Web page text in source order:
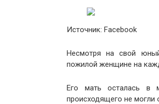
Источник: Facebook
Несмотря на свой юный
пожилой женщине на
Его мать осталась в
происходящего не могли